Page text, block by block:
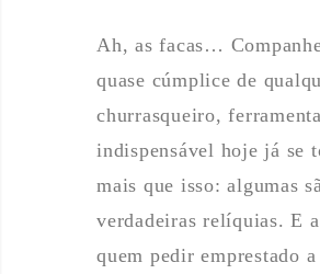
Ah, as facas…
quase cúmplice de
churrasqueiro, ferramenta
indispensável hoje já se
mais que isso: algumas
verdadeiras relíquias. E
quem pedir emprestado a